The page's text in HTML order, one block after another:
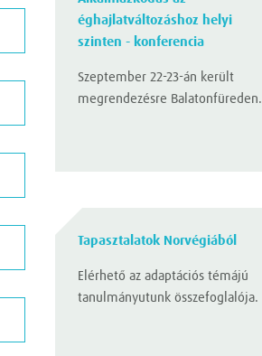
éghajlatváltozáshoz helyi
szinten - konferencia
Szeptember 22-23-án került
megrendezésre Balatonfüreden.
Tapasztalatok Norvégiából
Elérhető az adaptációs témájú
tanulmányutunk összefoglalója.